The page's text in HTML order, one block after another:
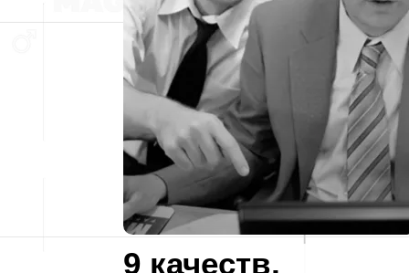
9 качеств,